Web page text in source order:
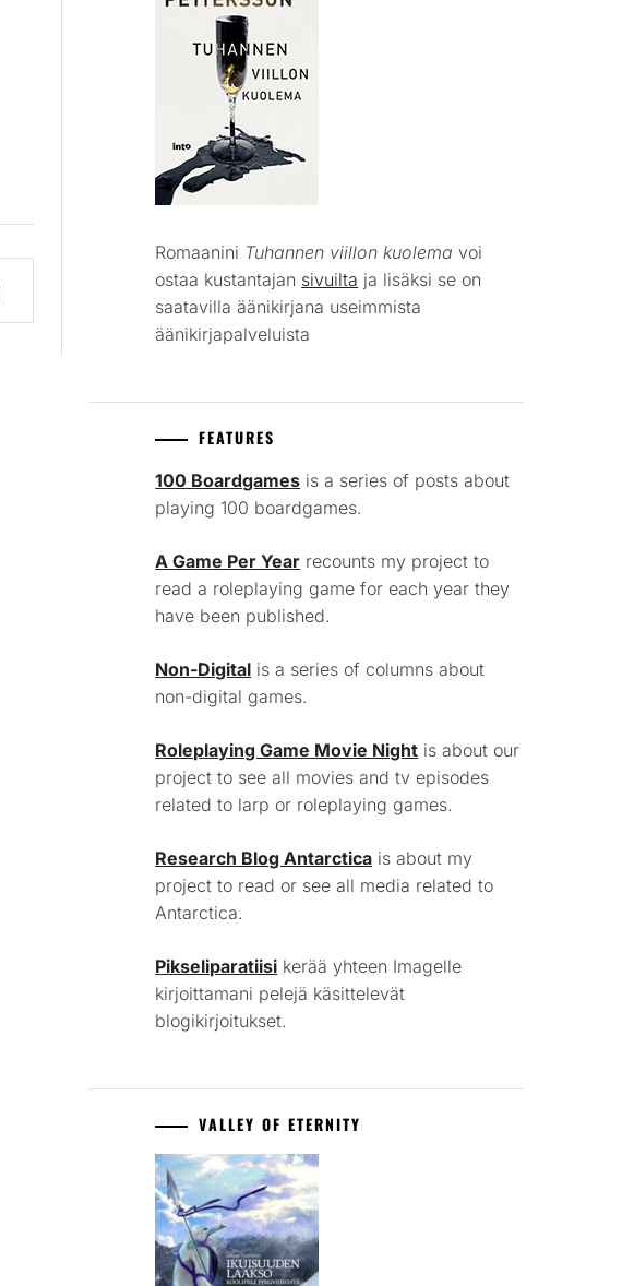
Romaanini Tuhannen viillon kuolema voi
ostaa kustantajan sivuilta ja lisäksi se on
saatavilla äänikirjana useimmista
äänikirjapalveluista
FEATURES
100 Boardgames is a series of posts about
playing 100 boardgames.
A Game Per Year recounts my project to
read a roleplaying game for each year they
have been published.
Non-Digital is a series of columns about
non-digital games.
Roleplaying Game Movie Night is about our
project to see all movies and tv episodes
related to larp or roleplaying games.
Research Blog Antarctica is about my
project to read or see all media related to
Antarctica.
Pikseliparatiisi kerää yhteen Imagelle
kirjoittamani pelejä käsittelevät
blogikirjoitukset.
VALLEY OF ETERNITY